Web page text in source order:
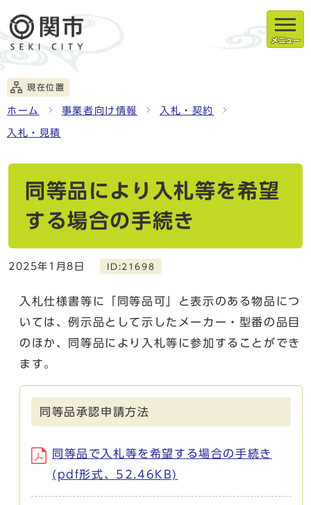
メニュー
現在位置
ホーム 事業者向け情報 入札・契約
入札・見積
同等品により入札等を希望
する場合の手続き
2025年1月8日 ID:21698
入札仕様書等に「同等品可」と表示のある物品につ
いては、例示品として示したメーカー・型番の品目
のほか、同等品により入札等に参加することができ
ます。
同等品承認申請方法
同等品で入札等を希望する場合の手続き
(pdf形式、52.46KB)